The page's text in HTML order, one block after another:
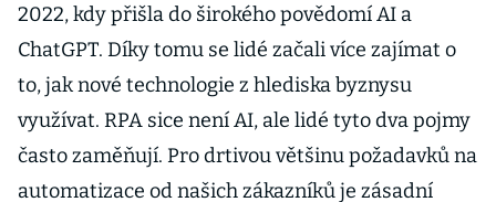
2022, kdy přišla do širokého povědomí AI a
ChatGPT. Díky tomu se lidé začali více zajímat o
to, jak nové technologie z hlediska byznysu
využívat. RPA sice není AI, ale lidé tyto dva pojmy
často zaměňují. Pro drtivou většinu požadavků na
automatizace od našich zákazníků je zásadní